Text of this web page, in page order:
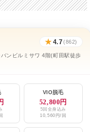
★2 (4件)
★4.8 (26件)
★4.7 / 5（859件）
★4.7 / 5（2,047件）
★ 4.7(862)
ンビルミサワ 4階(町田駅徒歩
VIO脱毛
52,800円
5回全身込み
10,560円/回